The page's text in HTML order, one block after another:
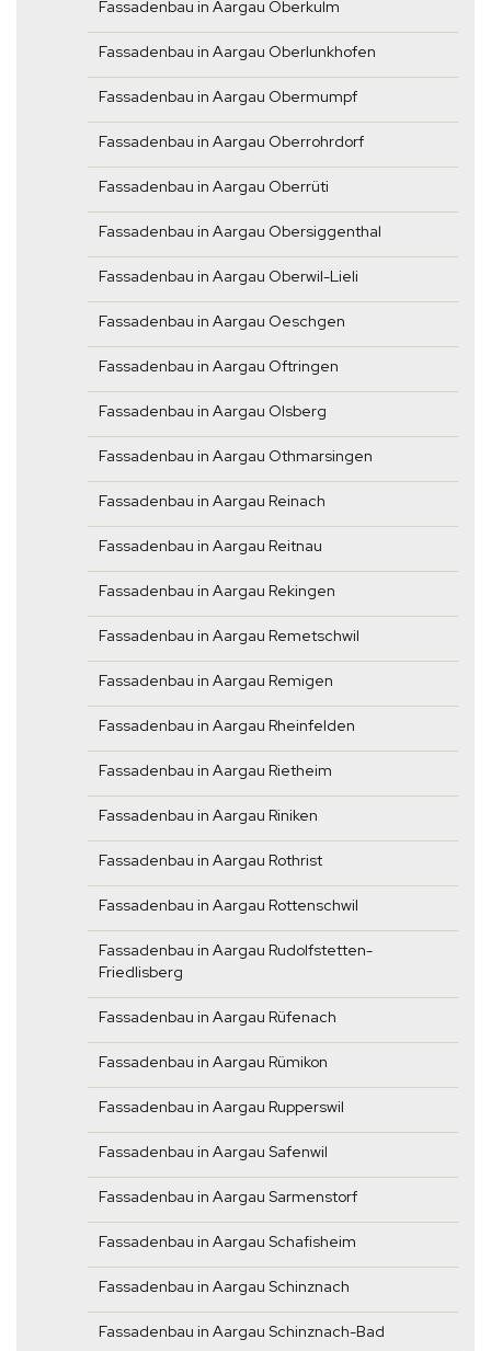
Fassadenbau in Aargau Oberkulm
Fassadenbau in Aargau Oberlunkhofen
Fassadenbau in Aargau Obermumpf
Fassadenbau in Aargau Oberrohrdorf
Fassadenbau in Aargau Oberrüti
Fassadenbau in Aargau Obersiggenthal
Fassadenbau in Aargau Oberwil-Lieli
Fassadenbau in Aargau Oeschgen
Fassadenbau in Aargau Oftringen
Fassadenbau in Aargau Olsberg
Fassadenbau in Aargau Othmarsingen
Fassadenbau in Aargau Reinach
Fassadenbau in Aargau Reitnau
Fassadenbau in Aargau Rekingen
Fassadenbau in Aargau Remetschwil
Fassadenbau in Aargau Remigen
Fassadenbau in Aargau Rheinfelden
Fassadenbau in Aargau Rietheim
Fassadenbau in Aargau Riniken
Fassadenbau in Aargau Rothrist
Fassadenbau in Aargau Rottenschwil
Fassadenbau in Aargau Rudolfstetten-
Friedlisberg
Fassadenbau in Aargau Rüfenach
Fassadenbau in Aargau Rümikon
Fassadenbau in Aargau Rupperswil
Fassadenbau in Aargau Safenwil
Fassadenbau in Aargau Sarmenstorf
Fassadenbau in Aargau Schafisheim
Fassadenbau in Aargau Schinznach
Fassadenbau in Aargau Schinznach-Bad